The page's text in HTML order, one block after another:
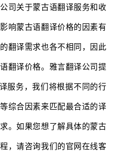
关于蒙古语翻译服务和收
响蒙古语翻译价格的因素有
翻译需求也各不相同，因此
翻译价格。雅言翻译公司提
服务，我们将根据不同的行
综合因素来匹配最合适的译
。如果您想了解具体的蒙古
，请咨询我们的官网在线客